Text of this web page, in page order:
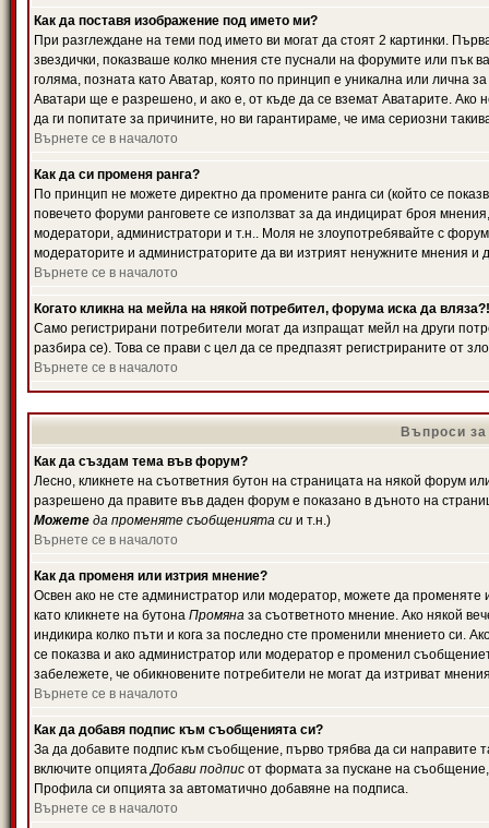
Как да поставя изображение под името ми?
При разглеждане на теми под името ви могат да стоят 2 картинки.
звездички, показваше колко мнения сте пуснали на форумите или пък
голяма, позната като Аватар, която по принцип е уникална или лична
Аватари ще е разрешено, и ако е, от къде да се вземат Аватарите.
да ги попитате за причините, но ви гарантираме, че има сериозни
Върнете се в началото
Как да си променя ранга?
По принцип не можете директно да промените ранга си (който се
повечето форуми ранговете се използват за да индицират броя
модератори, администратори и т.н.. Моля не злоупотребявайте с
модераторите и администраторите да ви изтрият ненужните мнения и
Върнете се в началото
Когато кликна на мейла на някой потребител, форума иска да вляза?!
Само регистрирани потребители могат да изпращат мейл на други
разбира се). Това се прави с цел да се предпазят регистрираните от
Върнете се в началото
Въпроси
Как да създам тема във форум?
Лесно, кликнете на съответния бутон на страницата на някой форум
разрешено да правите във даден форум е показано в дъното на
Можете да променяте съобщенията си и т.н.)
Върнете се в началото
Как да променя или изтрия мнение?
Освен ако не сте администратор или модератор, можете да
като кликнете на бутона Промяна за съответното мнение. Ако някой
индикира колко пъти и кога за последно сте променили мнението си.
се показва и ако администратор или модератор е променил
забележете, че обикновените потребители не могат да изтриват
Върнете се в началото
Как да добавя подпис към съобщенията си?
За да добавите подпис към съобщение, първо трябва да си
включите опциятаДобави подпис от формата за пускане на
Профила си опцията за автоматично добавяне на подписа.
Върнете се в началото